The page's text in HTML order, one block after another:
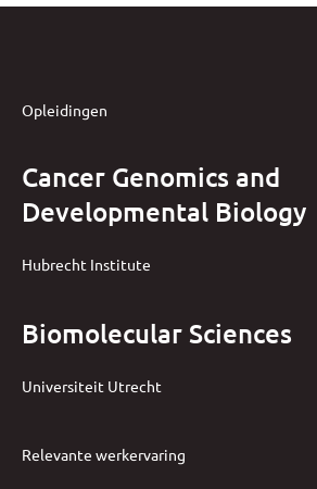
Opleidingen
Cancer Genomics and
Developmental Biology
Hubrecht Institute
Biomolecular Sciences
Universiteit Utrecht
Relevante werkervaring